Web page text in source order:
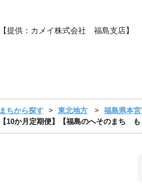
【提供：カメイ株式会社 福島支店】
まちから探す 東北地方 福島県本
【10か月定期便】【福島のへそのまち